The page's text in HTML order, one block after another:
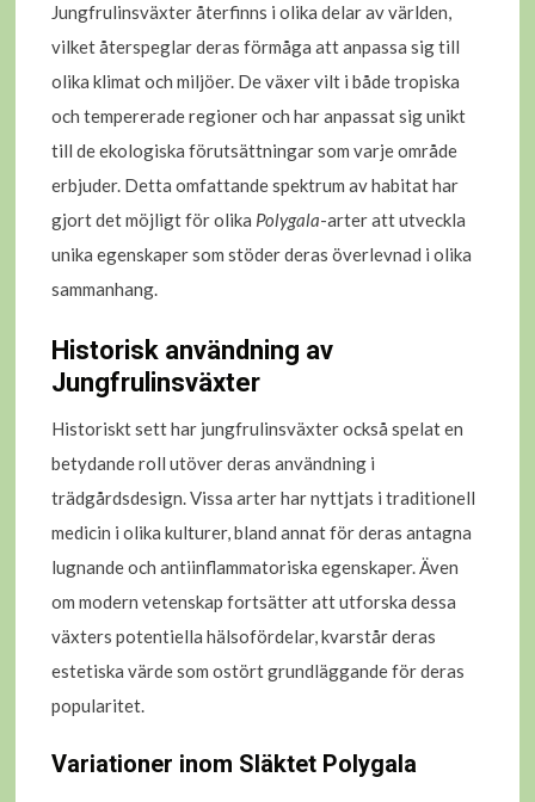
Jungfrulinsväxter återfinns i olika delar av världen,
vilket återspeglar deras förmåga att anpassa sig till
olika klimat och miljöer. De växer vilt i både tropiska
och tempererade regioner och har anpassat sig unikt
till de ekologiska förutsättningar som varje område
erbjuder. Detta omfattande spektrum av habitat har
gjort det möjligt för olika Polygala-arter att utveckla
unika egenskaper som stöder deras överlevnad i olika
sammanhang.
Historisk användning av
Jungfrulinsväxter
Historiskt sett har jungfrulinsväxter också spelat en
betydande roll utöver deras användning i
trädgårdsdesign. Vissa arter har nyttjats i traditionell
medicin i olika kulturer, bland annat för deras antagna
lugnande och antiinflammatoriska egenskaper. Även
om modern vetenskap fortsätter att utforska dessa
växters potentiella hälsofördelar, kvarstår deras
estetiska värde som ostört grundläggande för deras
popularitet.
Variationer inom Släktet Polygala